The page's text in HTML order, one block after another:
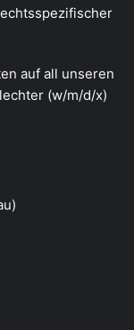
auf all unseren
(w/m/d/x)